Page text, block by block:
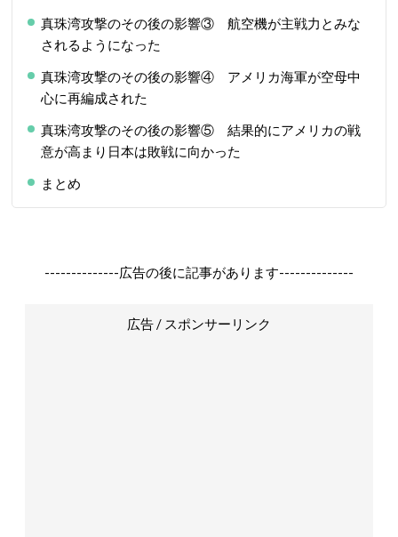
真珠湾攻撃のその後の影響③ 航空機が主戦力とみな
されるようになった
真珠湾攻撃のその後の影響④ アメリカ海軍が空母中
心に再編成された
真珠湾攻撃のその後の影響⑤ 結果的にアメリカの戦
意が高まり日本は敗戦に向かった
まとめ
--------------広告の後に記事があります--------------
広告 / スポンサーリンク